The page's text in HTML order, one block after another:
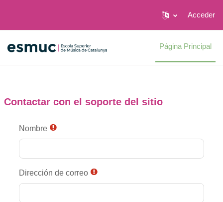
Acceder
Página Principal
Contactar con el soporte del sitio
Nombre
Dirección de correo